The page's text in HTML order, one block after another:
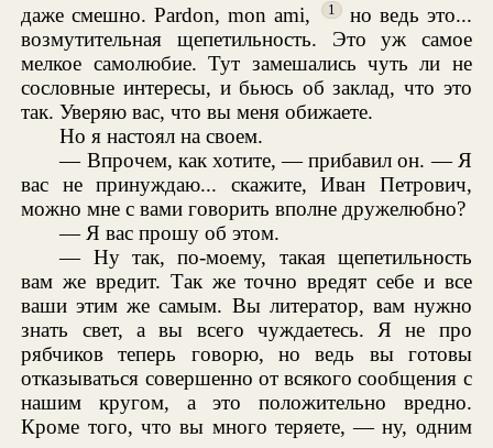
даже смешно. Pardon, mon ami,
1
но ведь это...
возмутительная щепетильность. Это уж самое
мелкое самолюбие. Тут замешались чуть ли не
сословные интересы, и бьюсь об заклад, что это
так. Уверяю вас, что вы меня обижаете.
Но я настоял на своем.
— Впрочем, как хотите, — прибавил он. — Я
вас не принуждаю... скажите, Иван Петрович,
можно мне с вами говорить вполне дружелюбно?
— Я вас прошу об этом.
— Ну так, по-моему, такая щепетильность
вам же вредит. Так же точно вредят себе и все
ваши этим же самым. Вы литератор, вам нужно
знать свет, а вы всего чуждаетесь. Я не про
рябчиков теперь говорю, но ведь вы готовы
отказываться совершенно от всякого сообщения с
нашим кругом, а это положительно вредно.
Кроме того, что вы много теряете, — ну, одним